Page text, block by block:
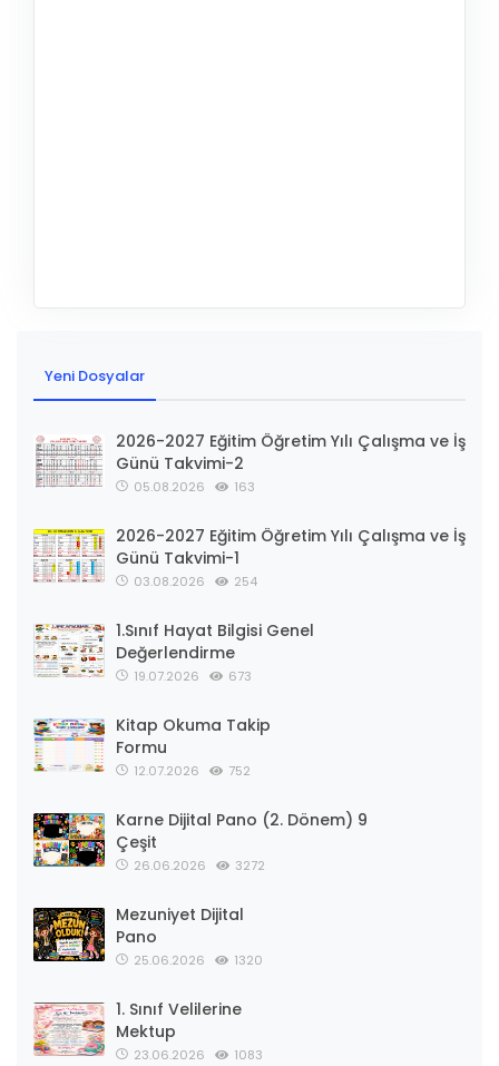
Yeni Dosyalar
2026-2027 Eğitim Öğretim Yılı Çalışma ve İş
Günü Takvimi-2
05.08.2026 163
2026-2027 Eğitim Öğretim Yılı Çalışma ve İş
Günü Takvimi-1
03.08.2026 254
1.Sınıf Hayat Bilgisi Genel
Değerlendirme
19.07.2026 673
Kitap Okuma Takip
Formu
12.07.2026 752
Karne Dijital Pano (2. Dönem) 9
Çeşit
26.06.2026 3272
Mezuniyet Dijital
Pano
25.06.2026 1320
1. Sınıf Velilerine
Mektup
23.06.2026 1083